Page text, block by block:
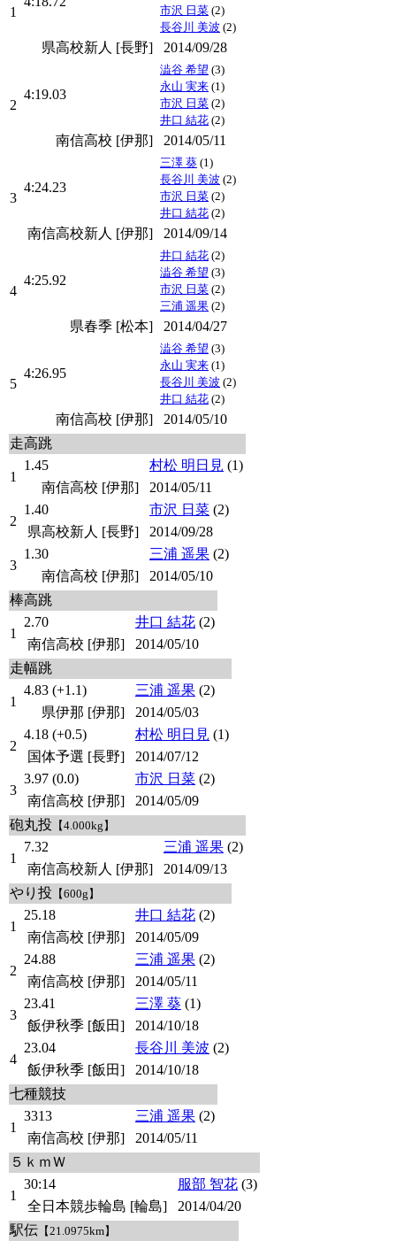
1
市沢 日菜 (2)
長谷川 美波 (2)
県高校新人 [長野] 2014/09/28
2
4:19.03
澁谷 希望 (3)
永山 実来 (1)
市沢 日菜 (2)
井口 結花 (2)
南信高校 [伊那] 2014/05/11
3
4:24.23
三澤 葵 (1)
長谷川 美波 (2)
市沢 日菜 (2)
井口 結花 (2)
南信高校新人 [伊那] 2014/09/14
4
4:25.92
井口 結花 (2)
澁谷 希望 (3)
市沢 日菜 (2)
三浦 遥果 (2)
県春季 [松本] 2014/04/27
5
4:26.95
澁谷 希望 (3)
永山 実来 (1)
長谷川 美波 (2)
井口 結花 (2)
南信高校 [伊那]
2014/05/10
走高跳
1
1.45 村松 明日見 (1)
南信高校 [伊那]
2014/05/11
2
1.40 市沢 日菜 (2)
県高校新人 [長野]
2014/09/28
3
1.30 三浦 遥果 (2)
南信高校 [伊那]
2014/05/10
棒高跳
1
2.70 井口 結花 (2)
南信高校 [伊那]
2014/05/10
走幅跳
1
4.83 (+1.1) 三浦 遥果 (2)
県伊那 [伊那]
2014/05/03
2
4.18 (+0.5) 村松 明日見 (1)
国体予選 [長野]
2014/07/12
3
3.97 (0.0) 市沢 日菜 (2)
南信高校 [伊那]
2014/05/09
砲丸投 【4.000kg】
1
7.32 三浦 遥果 (2)
南信高校新人 [伊那]
2014/09/13
やり投 【600g】
1
25.18 井口 結花 (2)
南信高校 [伊那]
2014/05/09
2
24.88 三浦 遥果 (2)
南信高校 [伊那]
2014/05/11
3
23.41 三澤 葵 (1)
飯伊秋季 [飯田]
2014/10/18
4
23.04 長谷川 美波 (2)
飯伊秋季 [飯田]
2014/10/18
七種競技
1
3313 三浦 遥果 (2)
南信高校 [伊那]
2014/05/11
５ｋｍＷ
1
30:14 服部 智花 (3)
全日本競歩輪島 [輪島]
2014/04/20
駅伝 【21.0975km】